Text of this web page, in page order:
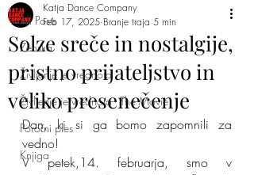
All Posts
Ženska
Življenje je vrednota
Življenje je vrednota - The Movie!
Poročni ples
Knjiga
Solze sreče in nostalgije,
pristno prijateljstvo in
veliko presenečenje
Katja Dance Company
Feb 17, 2025 Branje traja 5 min
Dan, ki si ga bomo zapomnili za
vedno!
V petek,14. februarja, smo v